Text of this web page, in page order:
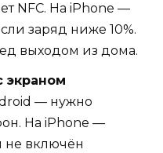
NFC. На iPhone —
заряд ниже 10%.
выходом из дома.
экраном
— нужно
На iPhone —
не включён